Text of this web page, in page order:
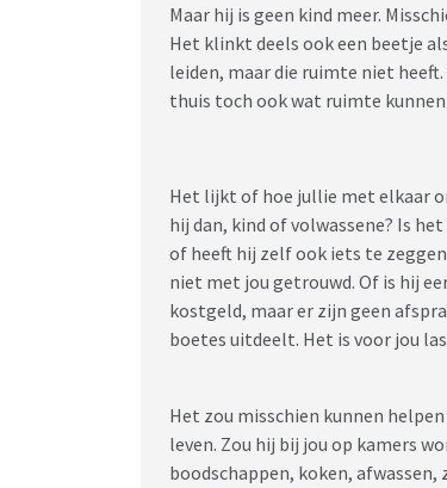
Maar hij is geen kind meer.
Het klinkt deels ook een beetje
leiden, maar die ruimte niet
thuis toch ook wat ruimte
Het lijkt of hoe jullie met elkaar
hij dan, kind of volwassene? Is
of heeft hij zelf ook iets te
niet met jou getrouwd. Of is hij
kostgeld, maar er zijn geen
boetes uitdeelt. Het is voor jou
Het zou misschien kunnen
leven. Zou hij bij jou op kamers
boodschappen, koken, afwassen,